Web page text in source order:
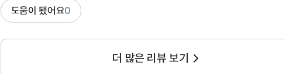
도움이 됐어요0
더 많은 리뷰 보기